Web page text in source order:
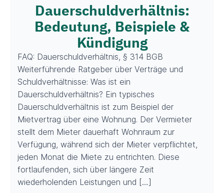
Dauerschuldverhältnis:
Bedeutung, Beispiele &
Kündigung
FAQ: Dauerschuldverhältnis, § 314 BGB
Weiterführende Ratgeber über Verträge und
Schuldverhältnisse: Was ist ein
Dauerschuldverhältnis? Ein typisches
Dauerschuldverhältnis ist zum Beispiel der
Mietvertrag über eine Wohnung. Der Vermieter
stellt dem Mieter dauerhaft Wohnraum zur
Verfügung, während sich der Mieter verpflichtet,
jeden Monat die Miete zu entrichten. Diese
fortlaufenden, sich über längere Zeit
wiederholenden Leistungen und […]